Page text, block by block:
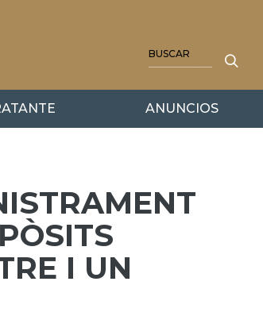
ANUNCIOS
I UN